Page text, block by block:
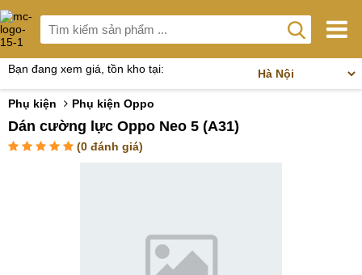
Bạn đang xem giá, tồn kho tại:
Phụ kiện Phụ kiện Oppo
Dán cường lực Oppo Neo 5 (A31)
(0 đánh giá)